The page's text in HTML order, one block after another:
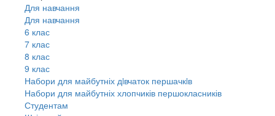
Для навчання
Для навчання
6 клас
7 клас
8 клас
9 клас
Набори для майбутніх дiвчаток першачкiв
Набори для майбутніх хлопчиків першокласників
Студентам